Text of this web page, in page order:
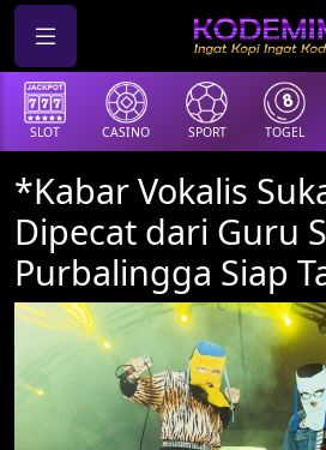
SLOT CASINO SPORT TOGEL
*Kabar Vokalis
Dipecat dari Guru
Purbalingga Siap